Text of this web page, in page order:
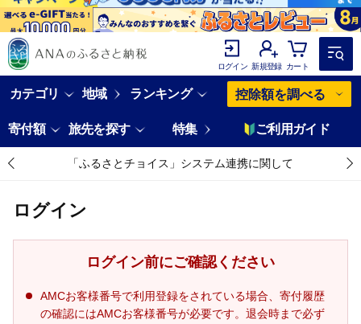
ログイン 新規登録 カート
カテゴリ 地域 ランキング 控除額を調べる
寄付額 旅先を探す 特集 ご利用ガイド
「ふるさとチョイス」システム連携に関して
ログイン
ログイン前にご確認ください
AMCお客様番号で利用登録をされている場合、寄付履歴
の確認にはAMCお客様番号が必要です。退会時まで必ず